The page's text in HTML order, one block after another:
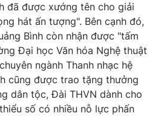
lai
đã được xướng tên cho giải
hát ấn tượng". Bên cạnh đó,
Bình còn nhận được "tấm
Đại học Văn hóa Nghệ thuật
ngành Thanh nhạc hệ
cũng được trao tặng thưởng
dân tộc, Đài THVN dành cho
số có nhiều nỗ lực phấn